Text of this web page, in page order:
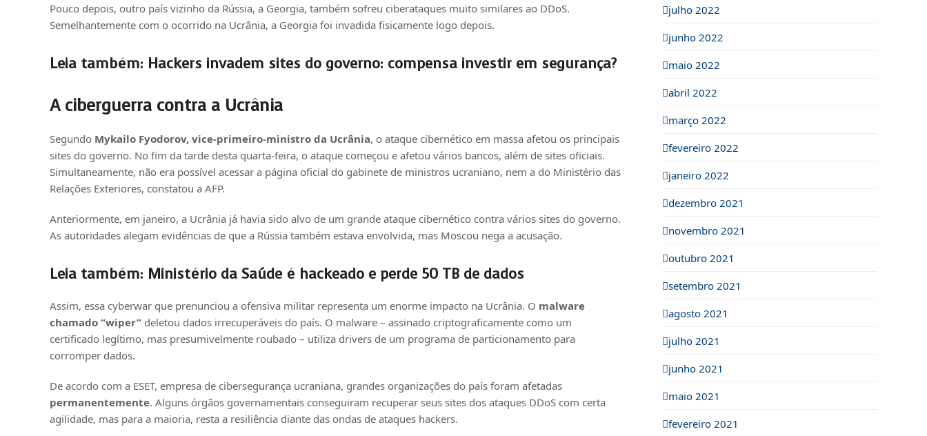
Pouco depois, outro país vizinho da Rússia, a Georgia, também sofreu ciberataques muito similares ao DDoS.
Semelhantemente com o ocorrido na Ucrânia, a Georgia foi invadida fisicamente logo depois.
Leia também: Hackers invadem sites do governo: compensa investir em segurança?
A ciberguerra contra a Ucrânia
Segundo Mykailo Fyodorov, vice-primeiro-ministro da Ucrânia, o ataque cibernético em massa afetou os principais
sites do governo. No fim da tarde desta quarta-feira, o ataque começou e afetou vários bancos, além de sites oficiais.
Simultaneamente, não era possível acessar a página oficial do gabinete de ministros ucraniano, nem a do Ministério das
Relações Exteriores, constatou a AFP.
Anteriormente, em janeiro, a Ucrânia já havia sido alvo de um grande ataque cibernético contra vários sites do governo.
As autoridades alegam evidências de que a Rússia também estava envolvida, mas Moscou nega a acusação.
Leia também: Ministério da Saúde é hackeado e perde 50 TB de dados
Assim, essa cyberwar que prenunciou a ofensiva militar representa um enorme impacto na Ucrânia. O malware
chamado “wiper” deletou dados irrecuperáveis do país. O malware – assinado criptograficamente como um
certificado legítimo, mas presumivelmente roubado – utiliza drivers de um programa de particionamento para
corromper dados.
De acordo com a ESET, empresa de cibersegurança ucraniana, grandes organizações do país foram afetadas
permanentemente. Alguns órgãos governamentais conseguiram recuperar seus sites dos ataques DDoS com certa
agilidade, mas para a maioria, resta a resiliência diante das ondas de ataques hackers.
julho 2022
junho 2022
maio 2022
abril 2022
março 2022
fevereiro 2022
janeiro 2022
dezembro 2021
novembro 2021
outubro 2021
setembro 2021
agosto 2021
julho 2021
junho 2021
maio 2021
fevereiro 2021